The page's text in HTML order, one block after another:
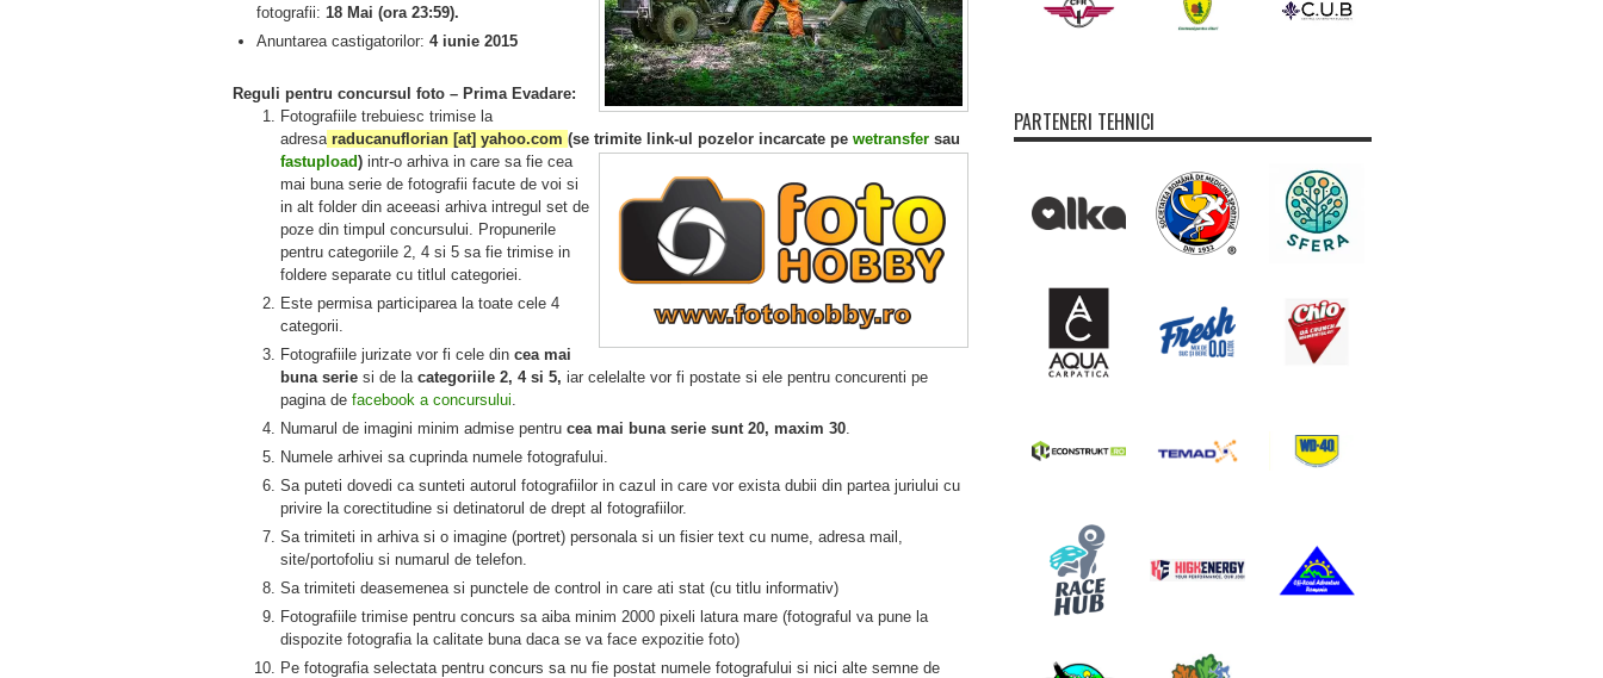
fotografii: 18 Mai (ora 23:59).
Anuntarea castigatorilor: 4 iunie 2015
Reguli pentru concursul foto – Prima Evadare:
Fotografiile trebuiesc trimise la
adresa raducanuflorian [at] yahoo.com (se trimite link-ul pozelor incarcate pe wetransfersau
fastupload)intr-o arhiva in care sa fie cea
mai buna serie de fotografii facute de voi si
in alt folder din aceeasi arhiva intregul set de
poze din timpul concursului. Propunerile
pentru categoriile 2, 4 si 5 sa fie trimise in
foldere separate cu titlul categoriei.
Este permisa participarea la toate cele 4
categorii.
Fotografiile jurizate vor fi cele din cea mai
buna seriesi de lacategoriile 2, 4 si 5, iar celelalte vor fi postate si ele pentru concurenti pe
pagina defacebook a concursului
Numarul de imagini minim admise pentru cea mai buna serie sunt 20, maxim 30.
Numele arhivei sa cuprinda numele fotografului.
Sa puteti dovedi ca sunteti autorul fotografiilor in cazul in care vor exista dubii din partea juriului cu
privire la corectitudine si detinatorul de drept al fotografiilor.
Sa trimiteti in arhiva si o imagine (portret) personala si un fisier text cu nume, adresa mail,
site/portofoliu si numarul de telefon.
Sa trimiteti deasemenea si punctele de control in care ati stat (cu titlu informativ)
Fotografiile trimise pentru concurs sa aiba minim 2000 pixeli latura mare (fotograful va pune la
dispozite fotografia la calitate buna daca se va face expozitie foto)
Pe fotografia selectata pentru concurs sa nu fie postat numele fotografului si nici alte semne de
PARTENERI TEHNICI